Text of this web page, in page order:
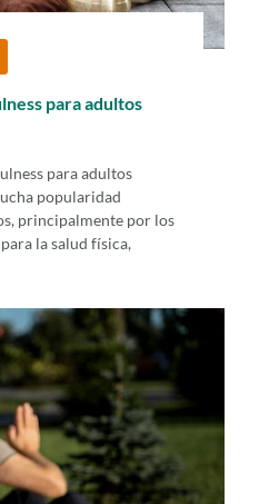
para adultos
para adultos
popularidad
principalmente por los
la salud física,